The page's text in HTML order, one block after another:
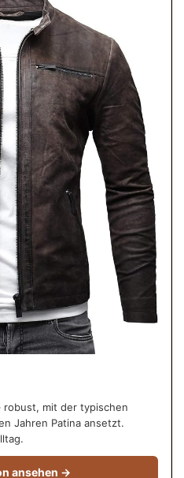
robust, mit der typischen
Jahren Patina ansetzt.
ansehen →